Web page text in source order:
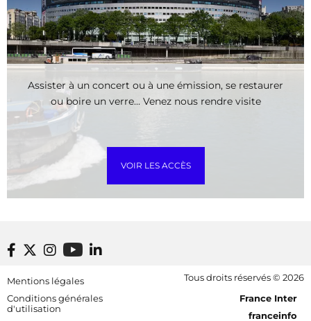
Assister à un concert ou à une émission, se restaurer
ou boire un verre... Venez nous rendre visite
VOIR LES ACCÈS
Footer bottom
Mentions légales
Conditions générales
d'utilisation
Tous droits réservés © 2026
[RDF] Pied de page - Mobile
France Inter
franceinfo